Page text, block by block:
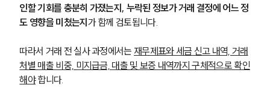
인할 기회를 충분히 가졌는지, 누락된 정보가 거래 결정에 어느 정
도 영향을 미쳤는지가 함께 검토됩니다.
따라서 거래 전 실사 과정에서는 재무제표와 세금 신고 내역, 거래
처별 매출 비중, 미지급금, 대출 및 보증 내역까지 구체적으로 확인
해야 합니다.